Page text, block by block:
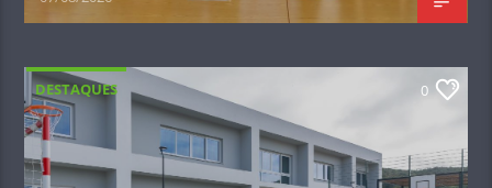
DESTAQUES 0